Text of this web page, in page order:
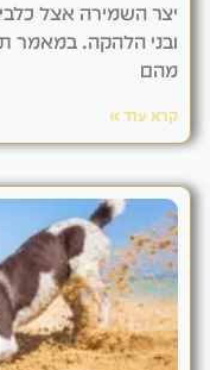
יצר השמירה אצל
ובני הלהקה. במאמר
מהם
קרא עוד »